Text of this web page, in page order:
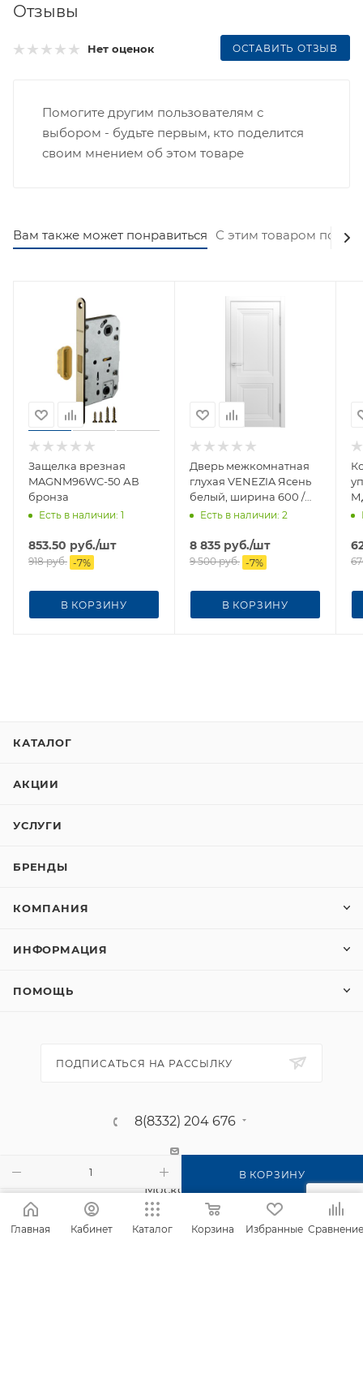
В КОРЗИНУ
Отзывы
Нет оценок ОСТАВИТЬ ОТЗЫВ
Помогите другим пользователям с
выбором - будьте первым, кто поделится
своим мнением об этом товаре
Вам также может понравиться С этим товаром
Защелка врезная
MAGNM96WC-50 АВ
бронза
Есть в наличии: 1
853.50 руб./шт
918руб. -7%
В КОРЗИНУ
Дверь межкомнатная
глухая VENEZIA Ясень
белый, ширина 600 /
Багет 5
Есть в наличии: 2
8 835 руб./шт
9 500руб. -7%
В КОРЗИНУ
КАТАЛОГ
АКЦИИ
УСЛУГИ
БРЕНДЫ
КОМПАНИЯ
ИНФОРМАЦИЯ
ПОМОЩЬ
ПОДПИСАТЬСЯ НА РАССЫЛКУ
8(8332) 204 676
г. Киров, п. Садаковский, ул.
Московская, 2б
Главная Кабинет Каталог Корзина Избранные Сравнение